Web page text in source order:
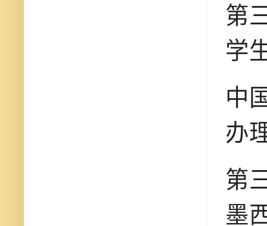
第
学
中
办
第
墨